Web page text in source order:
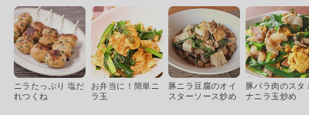
ニラたっぷり 塩だ
れつくね
お弁当に！簡単ニ
ラ玉
豚ニラ豆腐のオイ
スターソース炒め
豚バラ肉のスタ
ナニラ玉炒め